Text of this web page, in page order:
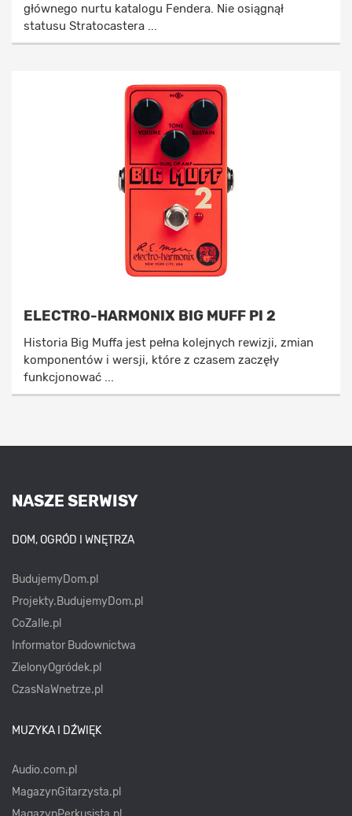
głównego nurtu katalogu Fendera. Nie osiągnął
statusu Stratocastera ...
ELECTRO-HARMONIX BIG MUFF PI 2
Historia Big Muffa jest pełna kolejnych rewizji, zmian
komponentów i wersji, które z czasem zaczęły
funkcjonować ...
NASZE SERWISY
DOM, OGRÓD I WNĘTRZA
BudujemyDom.pl
Projekty.BudujemyDom.pl
CoZaIle.pl
Informator Budownictwa
ZielonyOgródek.pl
CzasNaWnetrze.pl
MUZYKA I DŹWIĘK
Audio.com.pl
MagazynGitarzysta.pl